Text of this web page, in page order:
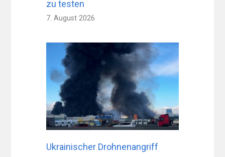
zu testen
7. August 2026
Ukrainischer Drohnenangriff